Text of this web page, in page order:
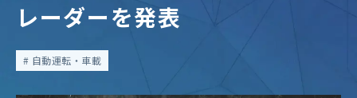
レーダーを発表
自動運転・車載